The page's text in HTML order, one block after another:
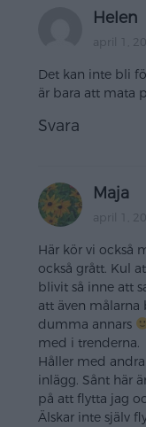
Helen
april 1,
Det kan inte bli
är bara att mata
Svara
Maja
april 1,
Här kör vi också
också grått. Kul
blivit så inne att
att även målarna
dumma annars
med i trenderna.
Håller med
inlägg. Sånt här
på att flytta jag
Älskar inte själv